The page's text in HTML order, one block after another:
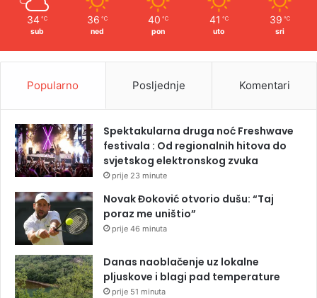
34 ℃
sub
36 ℃
ned
40 ℃
pon
41 ℃
uto
39 ℃
sri
Popularno Posljednje Komentari
Spektakularna druga noć Freshwave
festivala : Od regionalnih hitova do
svjetskog elektronskog zvuka
prije 23 minute
Novak Đoković otvorio dušu: “Taj
poraz me uništio”
prije 46 minuta
Danas naoblačenje uz lokalne
pljuskove i blagi pad temperature
prije 51 minuta